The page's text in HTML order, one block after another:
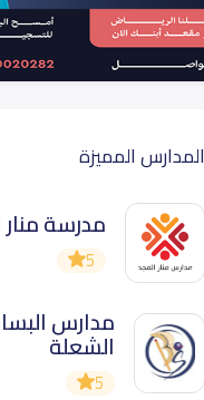
المدارس المميزة
مدرسة
5
مدارس
الشعلة
5